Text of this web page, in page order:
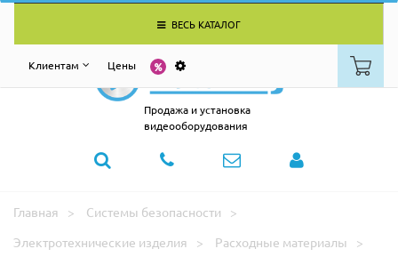
ВЕСЬ КАТАЛОГ
Клиентам Цены
Продажа и установка
видеооборудования
Главная
Системы безопасности
Электротехнические изделия
Расходные материалы